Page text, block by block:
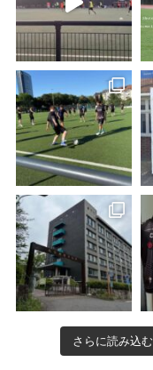
さらに読み込む